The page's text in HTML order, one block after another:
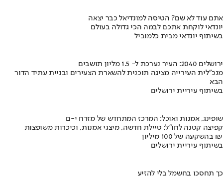
אתם עוד לא שם? הטיסה למונדיאל כבר יצאה
יונדאי לוקחת אתכם לבמה הכי גדולה בעולם
בשיתוף יונדאי מבית כלמוביל
ירושלים 2040: העיר נערכת ל- 1.5 מליון תושבים
מנכ"לית העירייה מציגה תוכנית להשארת הצעירים ובניית עתיד הדור
הבא
בשיתוף עיריית ירושלים
שופינג, אמנות ואוכל: המרכז המתחדש של מזרח י-ם
קפיצה קטנה לחו"ל: טיילת חדשה, מיצגי אמנות, וכיכרות משופצות
בהשקעה של 100 מיליון ₪
בשיתוף עיריית ירושלים
כך תחסכו בחשמל בלי להזיע